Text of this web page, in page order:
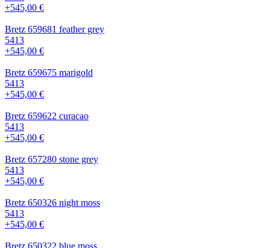
+545,00 €
Bretz 659681 feather grey
5413
+545,00 €
Bretz 659675 marigold
5413
+545,00 €
Bretz 659622 curacao
5413
+545,00 €
Bretz 657280 stone grey
5413
+545,00 €
Bretz 650326 night moss
5413
+545,00 €
Bretz 650322 blue moss